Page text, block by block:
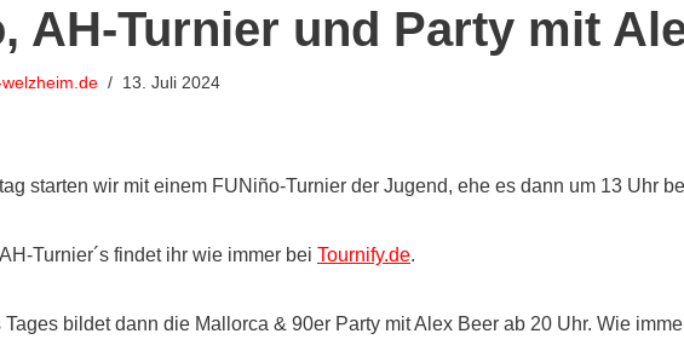
AH-Turnier und Party mit
13. Juli 2024
starten wir mit einem FUNiño-Turnier der Jugend, ehe es dann um 13 Uhr
Turnier´s findet ihr wie immer bei Tournify.de.
bildet dann die Mallorca & 90er Party mit Alex Beer ab 20 Uhr. Wie